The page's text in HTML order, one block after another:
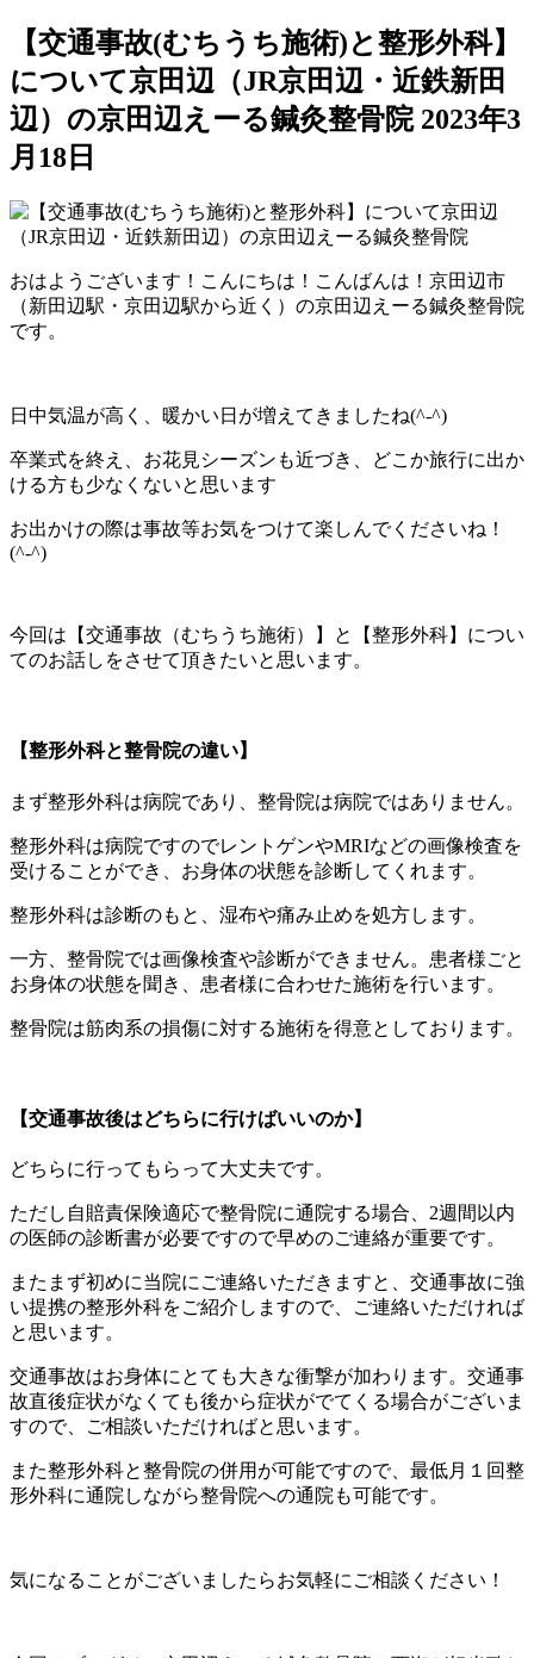
【交通事故(むちうち施術)と整形外科】
について京田辺（JR京田辺・近鉄新田
辺）の京田辺えーる鍼灸整骨院 2023年3
月18日
おはようございます！こんにちは！こんばんは！京田辺市
（新田辺駅・京田辺駅から近く）の京田辺えーる鍼灸整骨院
です。
日中気温が高く、暖かい日が増えてきましたね(^-^)
卒業式を終え、お花見シーズンも近づき、どこか旅行に出か
ける方も少なくないと思います
お出かけの際は事故等お気をつけて楽しんでくださいね！
(^-^)
今回は【交通事故（むちうち施術）】と【整形外科】につい
てのお話しをさせて頂きたいと思います。
【整形外科と整骨院の違い】
まず整形外科は病院であり、整骨院は病院ではありません。
整形外科は病院ですのでレントゲンやMRIなどの画像検査を
受けることができ、お身体の状態を診断してくれます。
整形外科は診断のもと、湿布や痛み止めを処方します。
一方、整骨院では画像検査や診断ができません。患者様ごと
お身体の状態を聞き、患者様に合わせた施術を行います。
整骨院は筋肉系の損傷に対する施術を得意としております。
【交通事故後はどちらに行けばいいのか】
どちらに行ってもらって大丈夫です。
ただし自賠責保険適応で整骨院に通院する場合、2週間以内
の医師の診断書が必要ですので早めのご連絡が重要です。
またまず初めに当院にご連絡いただきますと、交通事故に強
い提携の整形外科をご紹介しますので、ご連絡いただければ
と思います。
交通事故はお身体にとても大きな衝撃が加わります。交通事
故直後症状がなくても後から症状がでてくる場合がございま
すので、ご相談いただければと思います。
また整形外科と整骨院の併用が可能ですので、最低月１回整
形外科に通院しながら整骨院への通院も可能です。
気になることがございましたらお気軽にご相談ください！